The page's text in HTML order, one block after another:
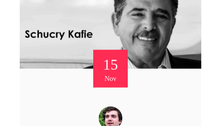
15
Nov